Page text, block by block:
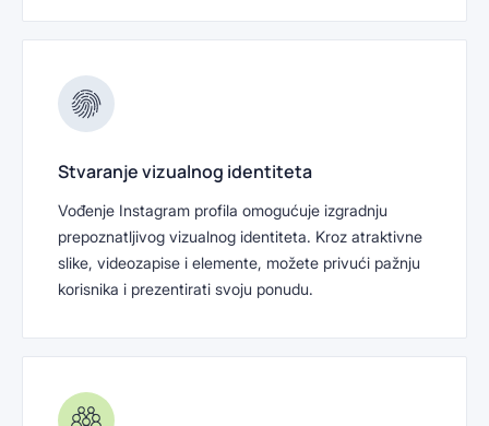
Stvaranje vizualnog identiteta
Vođenje Instagram profila omogućuje izgradnju
prepoznatljivog vizualnog identiteta. Kroz atraktivne
slike, videozapise i elemente, možete privući pažnju
korisnika i prezentirati svoju ponudu.